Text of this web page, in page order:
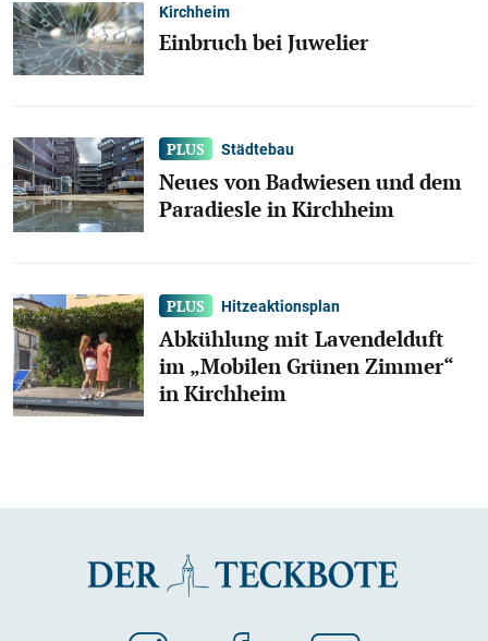
Kirchheim
Einbruch bei Juwelier
Städtebau
Neues von Badwiesen und dem
Paradiesle in Kirchheim
Hitzeaktionsplan
Abkühlung mit Lavendelduft
im „Mobilen Grünen Zimmer“
in Kirchheim